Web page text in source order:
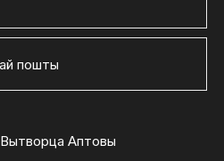
Вытворца Аптовы